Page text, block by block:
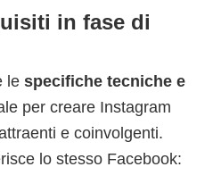
in fase di
le specifiche tecniche e
per creare Instagram
e coinvolgenti.
lo stesso Facebook: